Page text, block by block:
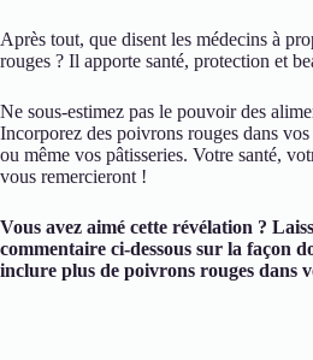
Après tout, que disent les médecins à
rouges ? Il apporte santé, protection et
Ne sous-estimez pas le pouvoir des
Incorporez des poivrons rouges dans vos
ou même vos pâtisseries. Votre santé,
vous remercieront !
Vous avez aimé cette révélation ?
commentaire ci-dessous sur la façon
inclure plus de poivrons rouges dans